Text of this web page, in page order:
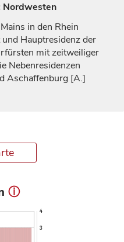
Nordwesten
in den Rhein
Hauptresidenz der
mit zeitweiliger
Nebenresidenzen
Aschaffenburg [A.]
ⓘ
4
3